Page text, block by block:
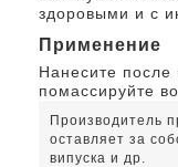
здоровыми и с
Применение
Нанесите
помассируйте
Производитель
оставляет за
випуска и др.